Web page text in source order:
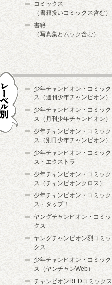
コミックス
（書籍扱いコミックス含む）
書籍
（写真集とムック含む）
少年チャンピオン・コミック
ス（週刊少年チャンピオン）
少年チャンピオン・コミック
ス（月刊少年チャンピオン）
少年チャンピオン・コミック
ス（別冊少年チャンピオン）
少年チャンピオン・コミック
ス・エクストラ
少年チャンピオン・コミック
ス（チャンピオンクロス）
少年チャンピオン・コミック
ス・タップ！
ヤングチャンピオン・コミッ
クス
ヤングチャンピオン烈コミッ
クス
少年チャンピオン・コミック
ス（ヤンチャンWeb）
チャンピオンREDコミックス